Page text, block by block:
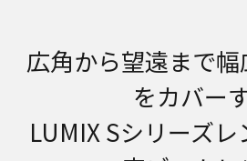
広角から望遠まで
をカバー
LUMIX Sシリーズ